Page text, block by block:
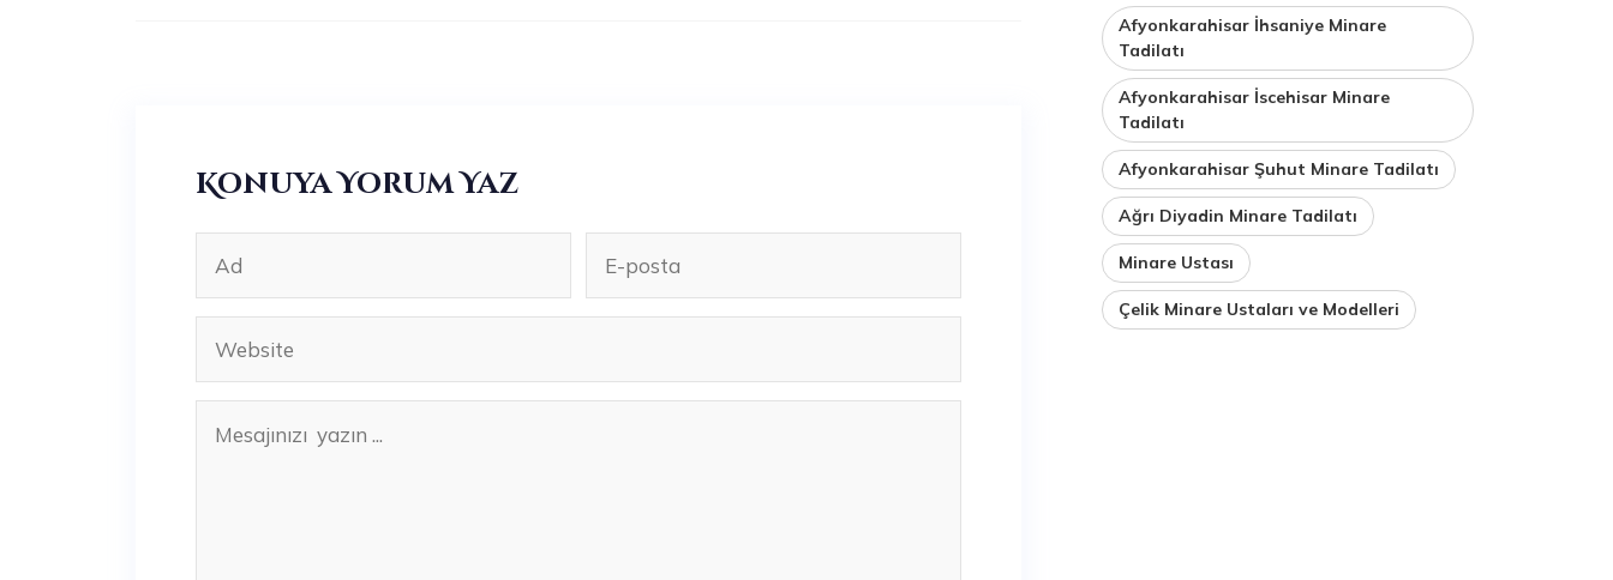
Konuya Yorum Yaz
Afyonkarahisar İhsaniye Minare
Tadilatı
Afyonkarahisar İscehisar Minare
Tadilatı
Afyonkarahisar Şuhut Minare Tadilatı
Ağrı Diyadin Minare Tadilatı
Minare Ustası
Çelik Minare Ustaları ve Modelleri